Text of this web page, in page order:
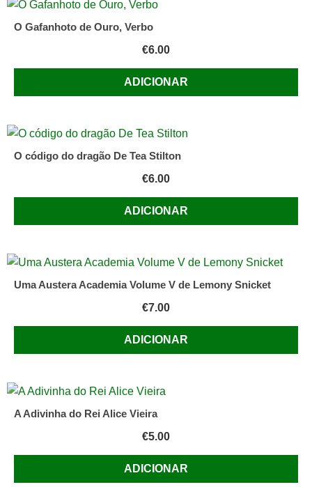
O Gafanhoto de Ouro, Verbo
€6.00
ADICIONAR
O código do dragão De Tea Stilton
€6.00
ADICIONAR
Uma Austera Academia Volume V de Lemony Snicket
€7.00
ADICIONAR
A Adivinha do Rei Alice Vieira
€5.00
ADICIONAR